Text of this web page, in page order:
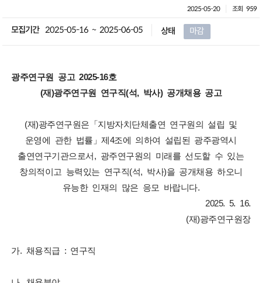
2025-05-20 조회 959
모집기간 2025-05-16 ~ 2025-06-05 상태 마감
광주연구원 공고 2025-16호
(재)광주연구원 연구직(석, 박사) 공개채용 공고
(재)광주연구원은「지방자치단체출연 연구원의 설립 및
운영에 관한 법률」제4조에 의하여 설립된 광주광역시
출연연구기관으로서, 광주연구원의 미래를 선도할 수 있는
창의적이고 능력있는 연구직(석, 박사)을 공개채용 하오니
유능한 인재의 많은 응모 바랍니다.
2025. 5. 16.
(재)광주연구원장
가. 채용직급 : 연구직